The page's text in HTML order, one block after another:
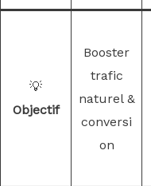
💡
Objectif
Booster
trafic
naturel &
conversi
on